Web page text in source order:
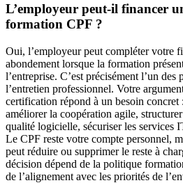
L’employeur peut-il financer
formation CPF ?
Oui, l’employeur peut compléter votre
abondement lorsque la formation
l’entreprise. C’est précisément l’un des
l’entretien professionnel. Votre
certification répond à un besoin concret
améliorer la coopération agile,
qualité logicielle, sécuriser les services
Le CPF reste votre compte personnel,
peut réduire ou supprimer le reste à
décision dépend de la politique
de l’alignement avec les priorités de